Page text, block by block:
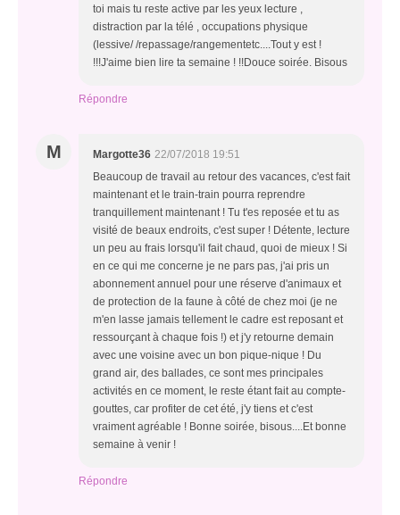
toi mais tu reste active par les yeux lecture ,
distraction par la télé , occupations physique
(lessive/ /repassage/rangementetc....Tout y est !
!!!J'aime bien lire ta semaine ! !!Douce soirée. Bisous
Répondre
M Margotte36 22/07/2018 19:51
Beaucoup de travail au retour des vacances, c'est fait
maintenant et le train-train pourra reprendre
tranquillement maintenant ! Tu t'es reposée et tu as
visité de beaux endroits, c'est super ! Détente, lecture
un peu au frais lorsqu'il fait chaud, quoi de mieux ! Si
en ce qui me concerne je ne pars pas, j'ai pris un
abonnement annuel pour une réserve d'animaux et
de protection de la faune à côté de chez moi (je ne
m'en lasse jamais tellement le cadre est reposant et
ressourçant à chaque fois !) et j'y retourne demain
avec une voisine avec un bon pique-nique ! Du
grand air, des ballades, ce sont mes principales
activités en ce moment, le reste étant fait au compte-
gouttes, car profiter de cet été, j'y tiens et c'est
vraiment agréable ! Bonne soirée, bisous....Et bonne
semaine à venir !
Répondre